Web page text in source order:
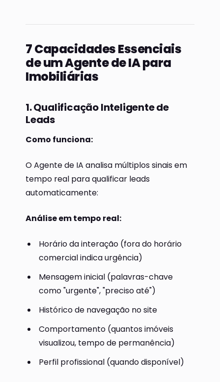
7 Capacidades Essenciais
de um Agente de IA para
Imobiliárias
1. Qualificação Inteligente de
Leads
Como funciona:
O Agente de IA analisa múltiplos sinais em
tempo real para qualificar leads
automaticamente:
Análise em tempo real:
Horário da interação (fora do horário
comercial indica urgência)
Mensagem inicial (palavras-chave
como "urgente", "preciso até")
Histórico de navegação no site
Comportamento (quantos imóveis
visualizou, tempo de permanência)
Perfil profissional (quando disponível)